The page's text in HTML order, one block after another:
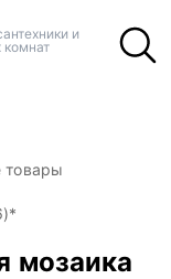
и
комнат
товары
мозаика